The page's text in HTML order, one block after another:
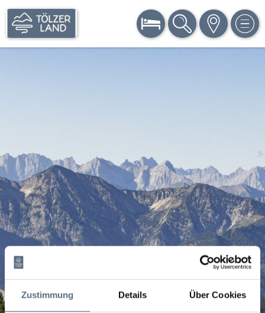
Zustimmung Details Über Cookies
BUCHEN SUCHE KARTE MENÜ